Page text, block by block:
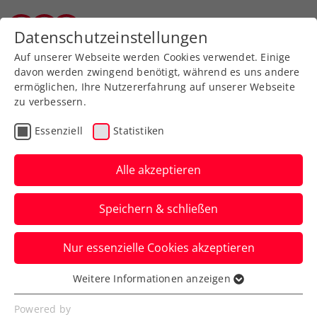
Zurück zur Newsübersicht
Turniere
Wimbledon: 2 Siege an
einem Tag für Heidlmair
im U14-Bewerb
Am Samstag zu Mittag scheidet die ÖTV-
Nachwuchshoffnung dann auch im
Consolation-Bewerb aus.
Verfasst von: Manuel Wachta, 09.07.2022
Datenschutzeinstellungen
Auf unserer Webseite werden Cookies verwendet. Einige
davon werden zwingend benötigt, während es uns andere
ermöglichen, Ihre Nutzererfahrung auf unserer Webseite
zu verbessern.
Essenziell Statistiken
Alle akzeptieren
Speichern & schließen
Nur essenzielle Cookies akzeptieren
Essenziell
Essenzielle Cookies werden für grundlegende
Weitere Informationen anzeigen
Powered by